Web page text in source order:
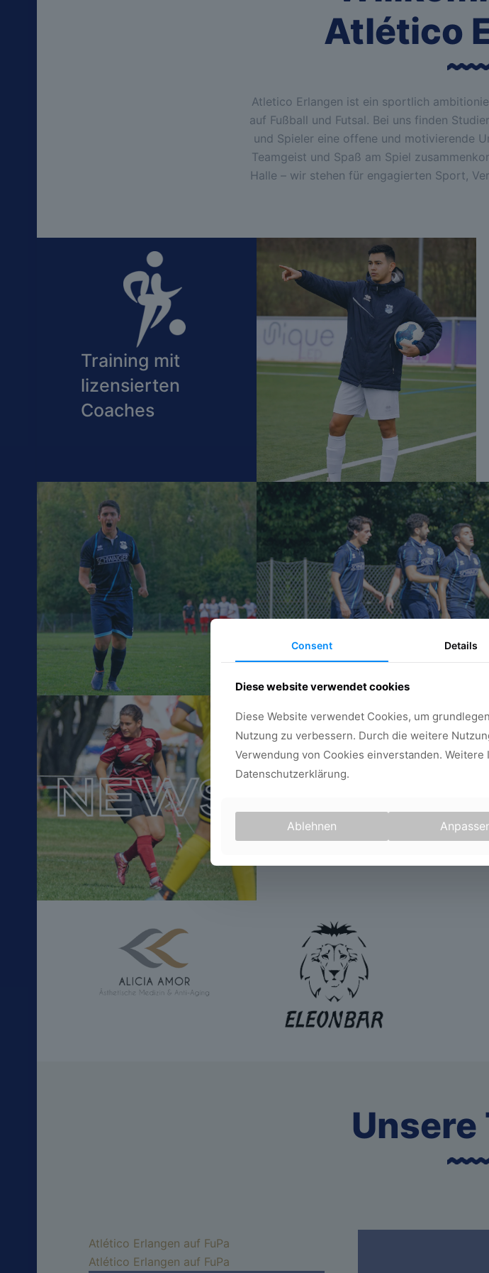
Atlético
Atletico Erlangen ist ein sportlich
auf Fußball und Futsal. Bei uns finden
und Spieler eine offene und motivierende
Teamgeist und Spaß am Spiel
Halle – wir stehen für engagierten Sport,
Training mit
lizensierten
Coaches
Unsere
Atlético Erlangen auf FuPa
Atlético Erlangen auf FuPa
Consent Details
Diese website verwendet cookies
Diese Website verwendet Cookies, um
Nutzung zu verbessern. Durch die weitere
Verwendung von Cookies einverstanden.
Datenschutzerklärung.
Ablehnen